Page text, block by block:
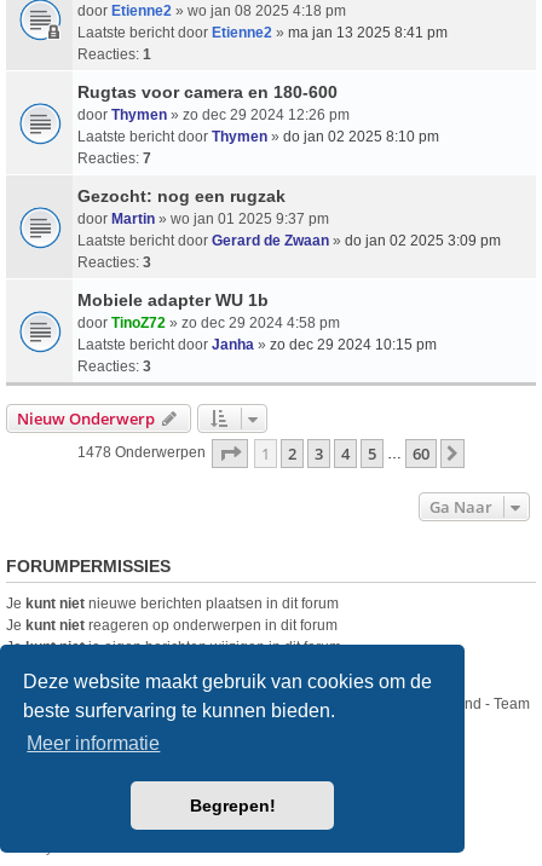
Deze website maakt gebruik van cookies om de
beste surfervaring te kunnen bieden.
Meer informatie
Begrepen!
door Etienne2 » wo jan 08 2025 4:18 pm
Laatste bericht door Etienne2 » ma jan 13 2025 8:41 pm
Reacties: 1
Rugtas voor camera en 180-600
door Thymen » zo dec 29 2024 12:26 pm
Laatste bericht door Thymen » do jan 02 2025 8:10 pm
Reacties: 7
Gezocht: nog een rugzak
door Martin » wo jan 01 2025 9:37 pm
Laatste bericht door Gerard de Zwaan » do jan 02 2025 3:09 pm
Reacties: 3
Mobiele adapter WU 1b
door TinoZ72 » zo dec 29 2024 4:58 pm
Laatste bericht door Janha » zo dec 29 2024 10:15 pm
Reacties: 3
Nieuw Onderwerp
1478 Onderwerpen Pagina Van60
1 2 3 4 5 60
Ga Naar
FORUMPERMISSIES
Je kunt niet nieuwe berichten plaatsen in dit forum
Je kunt niet reageren op onderwerpen in dit forum
Jekunt nietje eigen berichten wijzigen in dit forum
Nikon Club Nederland - Team
Forum
Copyright © Nikon Club Nederland 2023
® Forum Software © phpBB Limited
created by INVENTEA & v12mike